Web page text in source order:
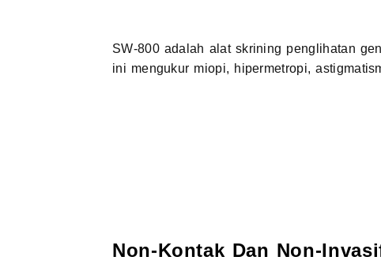
SW-800 adalah alat skrining penglihatan
ini mengukur miopi, hipermetropi,
Non-Kontak Dan Non-